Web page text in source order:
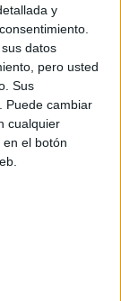
y
datos
pero usted
Sus
Puede cambiar
cualquier
el botón